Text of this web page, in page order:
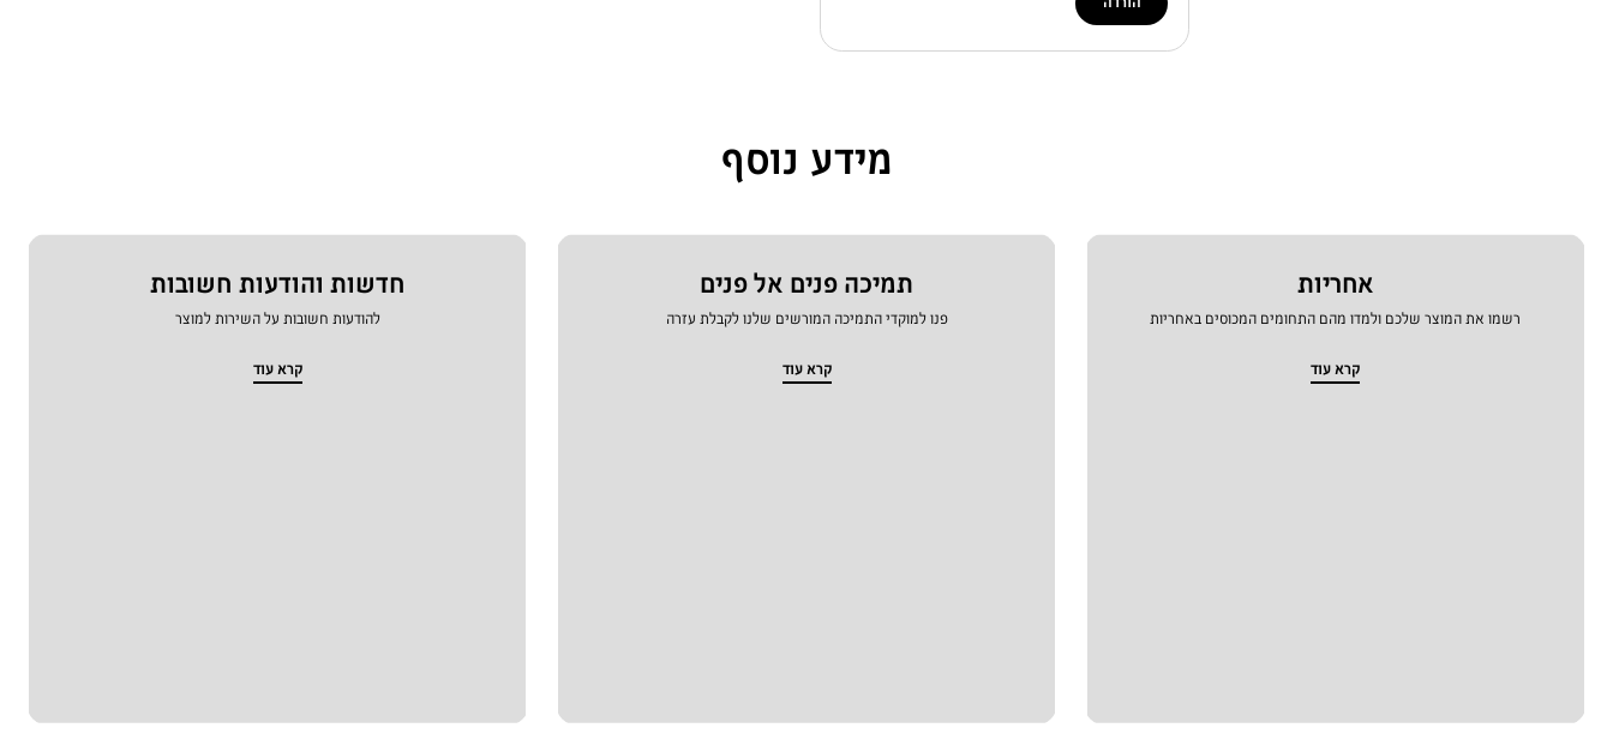
מידע נוסף
אחריות
רשמו את המוצר שלכם ולמדו מהם התחומים המכוסים באחריות
קרא עוד
תמיכה פנים אל פנים
פנו למוקדי התמיכה המורשים שלנו לקבלת עזרה
קרא עוד
חדשות והודעות חשובות
להודעות חשובות על השירות למוצר
קרא עוד